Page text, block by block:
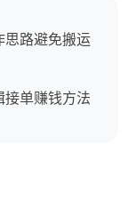
思路避免搬运
接单赚钱方法